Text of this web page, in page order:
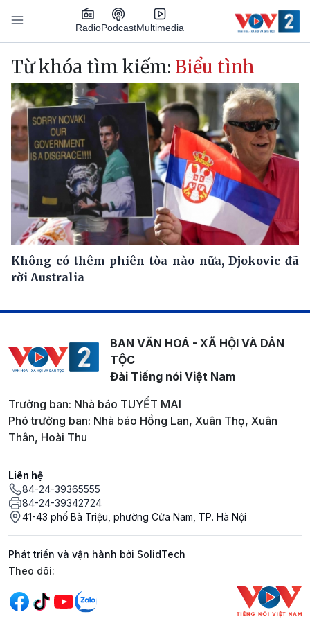
Nhảy đến nội dung
RadioPodcastMultimedia
Main navigation
Từ khóa tìm kiếm: Biểu tình
Không có thêm phiên tòa nào nữa, Djokovic đã
rời Australia
BAN VĂN HOÁ - XÃ HỘI VÀ DÂN
TỘC
Đài Tiếng nói Việt Nam
Trưởng ban: Nhà báo TUYẾT MAI
Phó trưởng ban: Nhà báo Hồng Lan, Xuân Thọ, Xuân
Thân, Hoài Thu
Liên hệ
84-24-39365555
84-24-39342724
41-43 phố Bà Triệu, phường Cửa Nam, TP. Hà Nội
Phát triển và vận hành bởi SolidTech
Mạng xã hội
Theo dõi: